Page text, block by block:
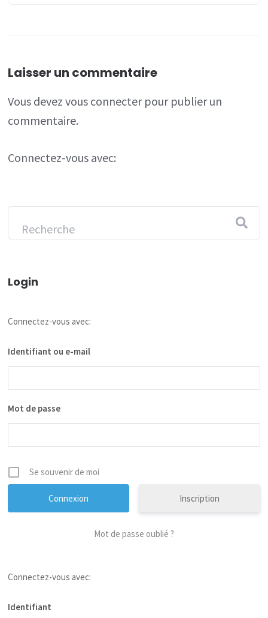
Laisser un commentaire
Vous devezvous connecterpour publier un
commentaire.
Connectez-vous avec:
Login
Connectez-vous avec:
Identifiant ou e-mail
Mot de passe
Se souvenir de moi
Inscription
Mot de passe oublié ?
Connectez-vous avec:
Identifiant